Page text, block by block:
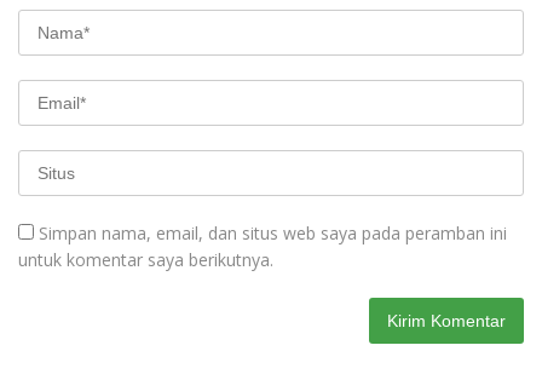
Simpan nama, email, dan situs web saya pada peramban ini
untuk komentar saya berikutnya.